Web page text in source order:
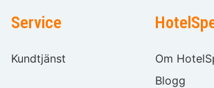
Service
Kundtjänst
Om
Blogg